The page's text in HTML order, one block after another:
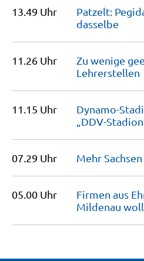
13.49 Uhr
Patzelt:
dasselbe
11.26 Uhr
Zu wenige
Lehrerstellen
11.15 Uhr
Dynamo-
„DDV-
07.29 Uhr Mehr
05.00 Uhr
Firmen aus
Mildenau